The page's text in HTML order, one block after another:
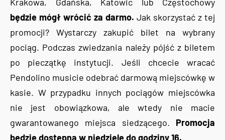
będzie mógł wrócić za darmo. Jak skorzystać z tej
promocji? Wystarczy zakupić bilet na wybrany
pociąg. Podczas zwiedzania należy pójść z biletem
po pieczątkę instytucji. Jeśli chcecie wracać
Pendolino musicie odebrać darmową miejscówkę w
kasie. W przypadku innych pociągów miejscówka
nie jest obowiązkowa, ale wtedy nie macie
gwarantowanego miejsca siedzącego. Promocja
będzie dostępna w niedzielę do godziny 16.